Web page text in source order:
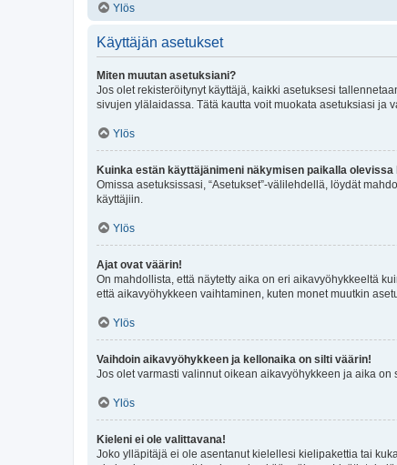
Ylös
Käyttäjän asetukset
Miten muutan asetuksiani?
Jos olet rekisteröitynyt käyttäjä, kaikki asetuksesi
sivujen ylälaidassa. Tätä kautta voit muokata asetuksiasi ja
Ylös
Kuinka estän käyttäjänimeni näkymisen paikalla
Omissa asetuksissasi, “Asetukset”-välilehdellä, löydät
käyttäjiin.
Ylös
Ajat ovat väärin!
On mahdollista, että näytetty aika on eri aikavyöhykkeeltä
että aikavyöhykkeen vaihtaminen, kuten monet muutkin
Ylös
Vaihdoin aikavyöhykkeen ja kellonaika on silti väärin!
Jos olet varmasti valinnut oikean aikavyöhykkeen ja aika
Ylös
Kieleni ei ole valittavana!
Joko ylläpitäjä ei ole asentanut kielellesi kielipakettia tai